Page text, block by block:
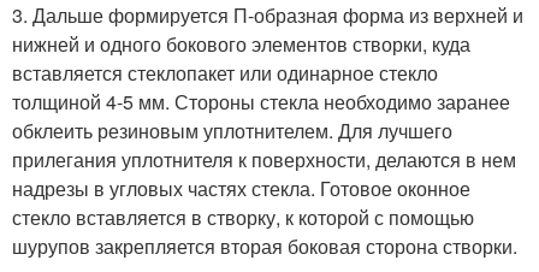
3. Дальше формируется П-образная форма из верхней и
нижней и одного бокового элементов створки, куда
вставляется стеклопакет или одинарное стекло
толщиной 4-5 мм. Стороны стекла необходимо заранее
обклеить резиновым уплотнителем. Для лучшего
прилегания уплотнителя к поверхности, делаются в нем
надрезы в угловых частях стекла. Готовое оконное
стекло вставляется в створку, к которой с помощью
шурупов закрепляется вторая боковая сторона створки.